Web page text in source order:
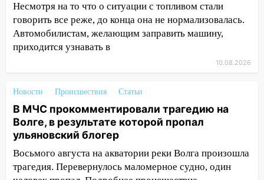
14:21 Волонтеры «ЛизаАлерт»
выложили ориентировку на пропавшего
8 августа в шторм ульяновского
блогера
будет перекрыт
13:49 Сотрудники СУ СК России по
Ульяновской области вручили ключи от
квартир сиротам и детям, оставшихся
без попечения родителей
13:36 «Мама, я умру?»: очевидец
Несмотря на то что о ситуации с топливом стали
говорить все реже, до конца она не нормализовалась.
Автомобилистам, желающим заправить машину,
приходится узнавать в
10.08.2026
Новости Происшествия Статьи
В МЧС прокомментировали трагедию на
Волге, в результате которой пропал
ульяновский блогер
Восьмого августа на акватории реки Волга произошла
трагедия. Перевернулось маломерное судно, один